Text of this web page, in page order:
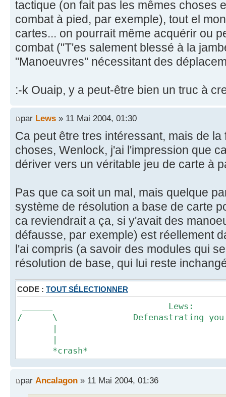
tactique (on fait pas les mêmes choses
combat à pied, par exemple), tout el
cartes... on pourrait même acquérir ou
combat ("T'es salement blessé à la
"Manoeuvres" nécessitant des
:-k Ouaip, y a peut-être bien un truc à
par Lews » 11 Mai 2004, 01:30
Ca peut être tres intéressant, mais de
choses, Wenlock, j'ai l'impression que
dériver vers un véritable jeu de carte à
Pas que ca soit un mal, mais quelque
système de résolution a base de carte
ca reviendrait a ça, si y'avait des
défausse, par exemple) est réellement
l'ai compris (a savoir des modules qui
résolution de base, qui lui reste
CODE : TOUT SÉLECTIONNER
______ Lews:
/ \ Defenastrating you
*crash*
par Ancalagon » 11 Mai 2004, 01:36